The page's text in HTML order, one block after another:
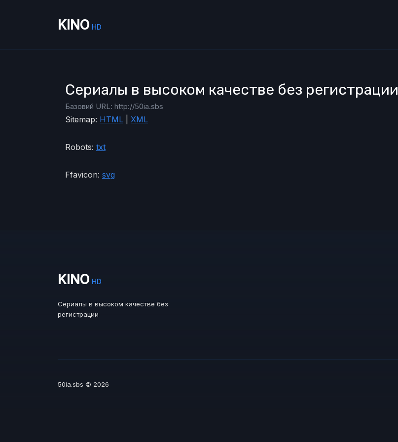
KINO HD
Сериалы в высоком качестве без регистрации
Базовий URL: http://50ia.sbs
Sitemap: HTML XML
Robots: txt
Ffavicon: svg
KINO HD
Сериалы в высоком качестве без
регистрации
50ia.sbs © 2026